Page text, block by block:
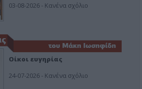
03-08-2026 - Κανένα σχόλιο
Οίκοι ευγηρίας
24-07-2026 - Κανένα σχόλιο